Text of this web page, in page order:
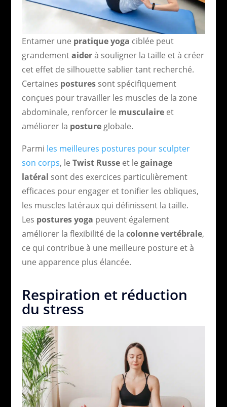
Entamer une pratique yoga ciblée peut
grandementaiderà souligner la taille et à créer
cet effet de silhouette sablier tant recherché.
Certaines posturessont spécifiquement
conçues pour travailler les muscles de la zone
abdominale, renforcer le musculaireet
améliorer la postureglobale.
Parmi les meilleures postures pour sculpter
son corps, le Twist Russeet le gainage
latéral sont des exercices particulièrement
efficaces pour engager et tonifier les obliques,
les muscles latéraux qui définissent la taille.
Les postures yoga peuvent également
améliorer la flexibilité de la colonne vertébrale,
ce qui contribue à une meilleure posture et à
une apparence plus élancée.
Respiration et réduction
du stress